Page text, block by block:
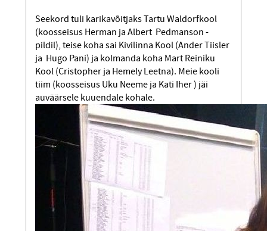
Seekord tuli karikavõitjaks Tartu Waldorfkool
(koosseisus Herman ja Albert Pedmanson -
pildil), teise koha sai Kivilinna Kool (Ander Tiisler
ja Hugo Pani) ja kolmanda koha Mart Reiniku
Kool (Cristopher ja Hemely Leetna). Meie kooli
tiim (koosseisus Uku Neeme ja Kati Iher ) jäi
auväärsele kuuendale kohale.